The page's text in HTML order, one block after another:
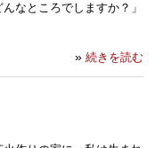
なところでしますか？」
» 続きを読む